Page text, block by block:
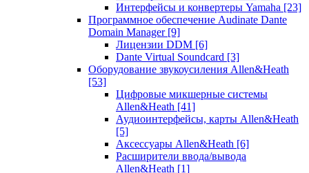
Интерфейсы и конвертеры Yamaha [23]
Программное обеспечение Audinate Dante
Domain Manager [9]
Лицензии DDM [6]
Dante Virtual Soundcard [3]
Оборудование звукоусиления Allen&Heath
[53]
Цифровые микшерные системы
Allen&Heath [41]
Аудиоинтерфейсы, карты Allen&Heath
[5]
Аксессуары Allen&Heath [6]
Расширители ввода/вывода
Allen&Heath [1]